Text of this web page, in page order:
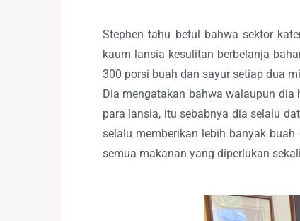
Stephen tahu betul bahwa sektor
kaum lansia kesulitan berbelanja
300 porsi buah dan sayur setiap dua
Dia mengatakan bahwa walaupun
para lansia, itu sebabnya dia selalu
selalu memberikan lebih banyak
semua makanan yang diperlukan